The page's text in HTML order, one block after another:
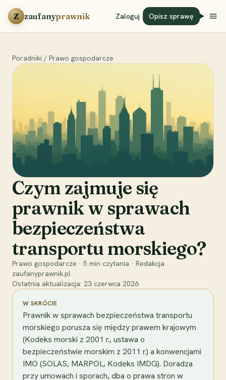
Przejdź do treści
Z zaufanyprawnik Zaloguj Opisz sprawę
Poradniki / Prawo gospodarcze
Czym zajmuje się
prawnik w sprawach
bezpieczeństwa
transportu morskiego?
Prawo gospodarcze · 5 min czytania · Redakcja
zaufanyprawnik.pl
Ostatnia aktualizacja: 23 czerwca 2026
W SKRÓCIE
Prawnik w sprawach bezpieczeństwa transportu
morskiego porusza się między prawem krajowym
(Kodeks morski z 2001 r., ustawa o
bezpieczeństwie morskim z 2011 r.) a konwencjami
IMO (SOLAS, MARPOL, Kodeks IMDG). Doradza
przy umowach i sporach, dba o prawa stron w